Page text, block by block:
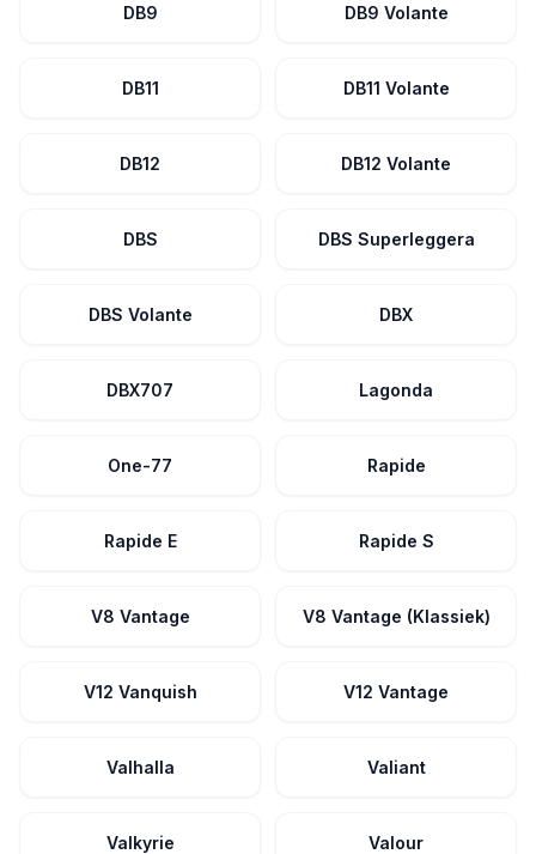
DB9 DB9 Volante
DB11 DB11 Volante
DB12 DB12 Volante
DBS DBS Superleggera
DBS Volante DBX
DBX707 Lagonda
One-77 Rapide
Rapide E Rapide S
V8 Vantage V8 Vantage (Klassiek)
V12 Vanquish V12 Vantage
Valhalla Valiant
Valkyrie Valour